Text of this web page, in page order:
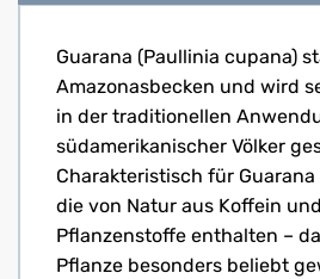
Guarana (Paullinia cupana)
Amazonasbecken und wird
in der traditionellen
südamerikanischer Völker
Charakteristisch für Guarana
die von Natur aus Koffein
Pflanzenstoffe enthalten –
Pflanze besonders beliebt